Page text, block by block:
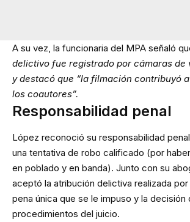
A su vez, la funcionaria del MPA señaló
delictivo fue registrado por cámaras de
y destacó que “la filmación contribuyó
los coautores”.
Responsabilidad penal
López reconoció su responsabilidad
una tentativa de robo calificado (por
en poblado y en banda). Junto con su
aceptó la atribución delictiva realizada por
pena única que se le impuso y la decisión
procedimientos del juicio.